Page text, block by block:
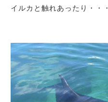
イルカと触れあったり・・・